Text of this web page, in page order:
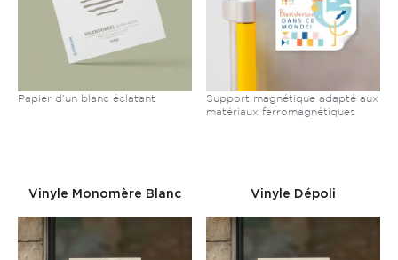
Papier d’un blanc éclatant
Support magnétique adapté aux
matériaux ferromagnétiques
Vinyle Monomère Blanc Vinyle Dépoli